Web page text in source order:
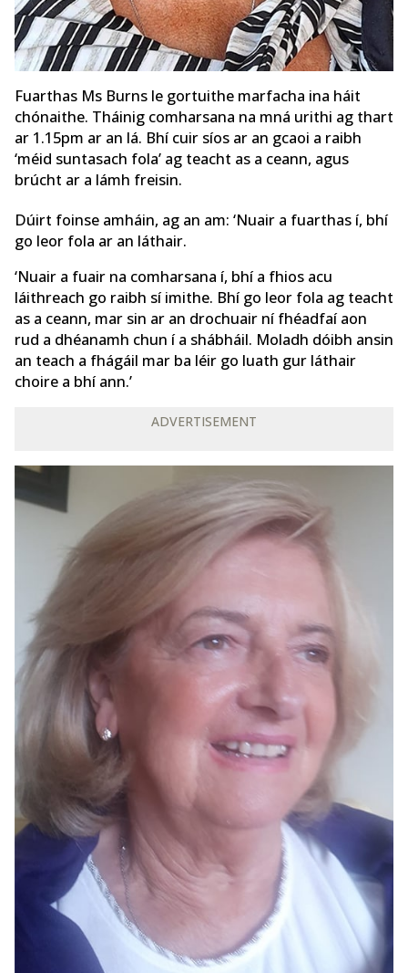
Fuarthas Ms Burns le gortuithe marfacha ina háit
chónaithe. Tháinig comharsana na mná urithi ag thart
ar 1.15pm ar an lá. Bhí cuir síos ar an gcaoi a raibh
‘méid suntasach fola’ ag teacht as a ceann, agus
brúcht ar a lámh freisin.
Dúirt foinse amháin, ag an am: ‘Nuair a fuarthas í, bhí
go leor fola ar an láthair.
‘Nuair a fuair na comharsana í, bhí a fhios acu
láithreach go raibh sí imithe. Bhí go leor fola ag teacht
as a ceann, mar sin ar an drochuair ní fhéadfaí aon
rud a dhéanamh chun í a shábháil. Moladh dóibh ansin
an teach a fhágáil mar ba léir go luath gur láthair
choire a bhí ann.’
ADVERTISEMENT